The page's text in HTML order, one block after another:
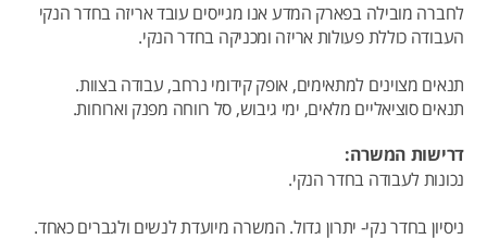
לחברה מובילה בפארק המדע אנו מגייסים עובד אריזה בחדר הנקי
העבודה כוללת פעולות אריזה ומכניקה בחדר הנקי.
תנאים מצוינים למתאימים, אופק קידומי נרחב, עבודה בצוות.
תנאים סוציאליים מלאים, ימי גיבוש, סל רווחה מפנק וארוחות.
דרישות המשרה:
נכונות לעבודה בחדר הנקי.
ניסיון בחדר נקי- יתרון גדול. המשרה מיועדת לנשים ולגברים כאחד.